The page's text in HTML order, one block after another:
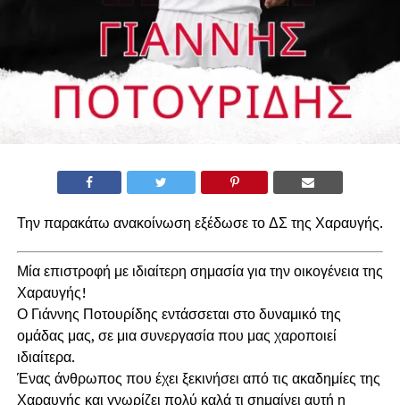
Την παρακάτω ανακοίνωση εξέδωσε το ΔΣ της Χαραυγής.
Μία επιστροφή με ιδιαίτερη σημασία για την οικογένεια της
Χαραυγής!
Ο Γιάννης Ποτουρίδης εντάσσεται στο δυναμικό της
ομάδας μας, σε μια συνεργασία που μας χαροποιεί
ιδιαίτερα.
Ένας άνθρωπος που έχει ξεκινήσει από τις ακαδημίες της
Χαραυγής και γνωρίζει πολύ καλά τι σημαίνει αυτή η